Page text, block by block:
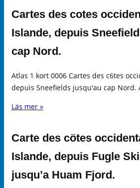
Cartes des cotes
Islande, depuis
cap Nord.
Atlas 1 kort 0006 Cartes des c6tes
depuis Sneefields jusqu'au cap Nord.
Läs mer »
Carte des cötes
Islande, depuis Fugle
jusqu’a Huam Fjord.